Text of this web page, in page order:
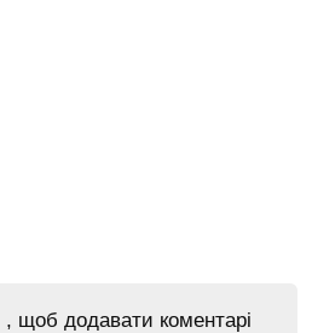
, щоб додавати коментарі